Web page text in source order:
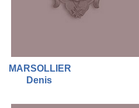
MARSOLLIER
Denis